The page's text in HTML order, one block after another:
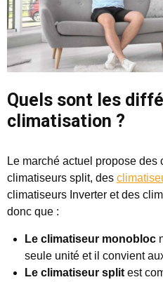
Quels sont les
climatisation ?
Le marché actuel propose
climatiseurs split, des
climatiseurs Inverter et des
donc que :
Le climatiseur monobloc
seule unité et il convient
Le climatiseur split est